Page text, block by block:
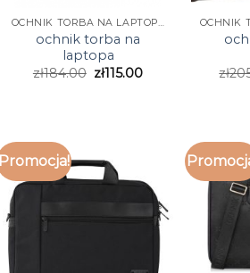
OCHNIK TORBA NA LAPTOPA
ochnik torba na
laptopa
zł184.00 zł115.00
zł
Promocja!